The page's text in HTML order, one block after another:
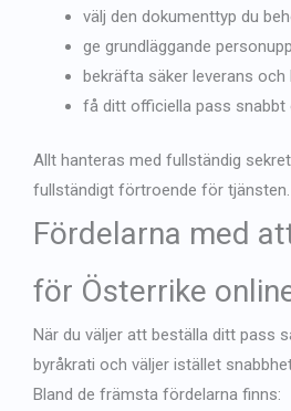
välj den dokumenttyp du
ge grundläggande
bekräfta säker leverans och
få ditt officiella pass snabbt
Allt hanteras med fullständig
fullständigt förtroende för tjänsten.
Fördelarna med
för Österrike
När du väljer att beställa ditt pass
byråkrati och väljer istället
Bland de främsta fördelarna finns: